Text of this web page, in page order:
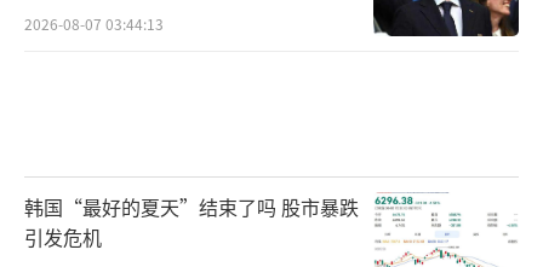
2026-08-07 03:44:13
韩国“最好的夏天”结束了吗 股市暴跌
引发危机